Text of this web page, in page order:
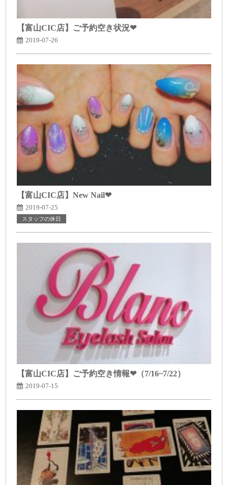
【富山CIC店】ご予約空き状況❤
2019-07-26
【富山CIC店】New Nail❤
2019-07-25
スタッフの休日
【富山CIC店】ご予約空き情報❤（7/16~7/22）
2019-07-15